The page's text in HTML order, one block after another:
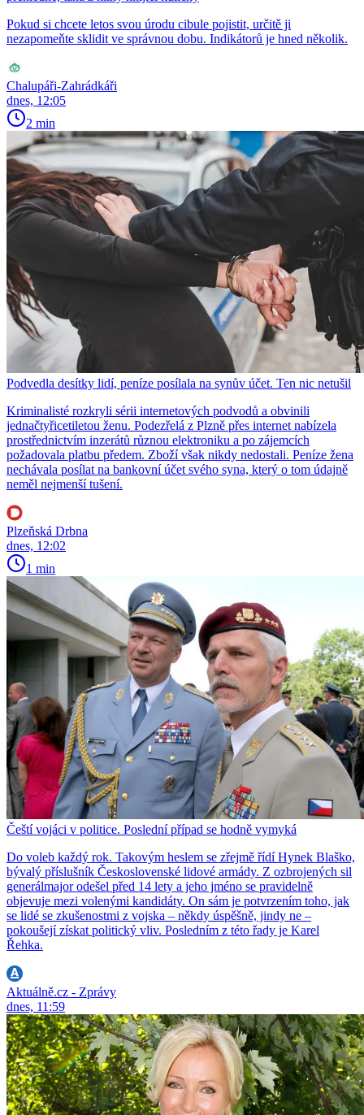
Pokud si chcete letos svou úrodu cibule pojistit, určitě ji
nezapomeňte sklidit ve správnou dobu. Indikátorů je hned několik.
Chalupáři-Zahrádkáři
dnes, 12:05
2 min
Podvedla desítky lidí, peníze posílala na synův účet. Ten nic netušil
Kriminalisté rozkryli sérii internetových podvodů a obvinili
jednačtyřicetiletou ženu. Podezřelá z Plzně přes internet nabízela
prostřednictvím inzerátů různou elektroniku a po zájemcích
požadovala platbu předem. Zboží však nikdy nedostali. Peníze žena
nechávala posílat na bankovní účet svého syna, který o tom údajně
neměl nejmenší tušení.
Plzeňská Drbna
dnes, 12:02
1 min
Čeští vojáci v politice. Poslední případ se hodně vymyká
Do voleb každý rok. Takovým heslem se zřejmě řídí Hynek Blaško,
bývalý příslušník Československé lidové armády. Z ozbrojených sil
generálmajor odešel před 14 lety a jeho jméno se pravidelně
objevuje mezi volenými kandidáty. On sám je potvrzením toho, jak
se lidé se zkušenostmi z vojska – někdy úspěšně, jindy ne –
pokoušejí získat politický vliv. Posledním z této řady je Karel
Řehka.
Aktuálně.cz - Zprávy
dnes, 11:59